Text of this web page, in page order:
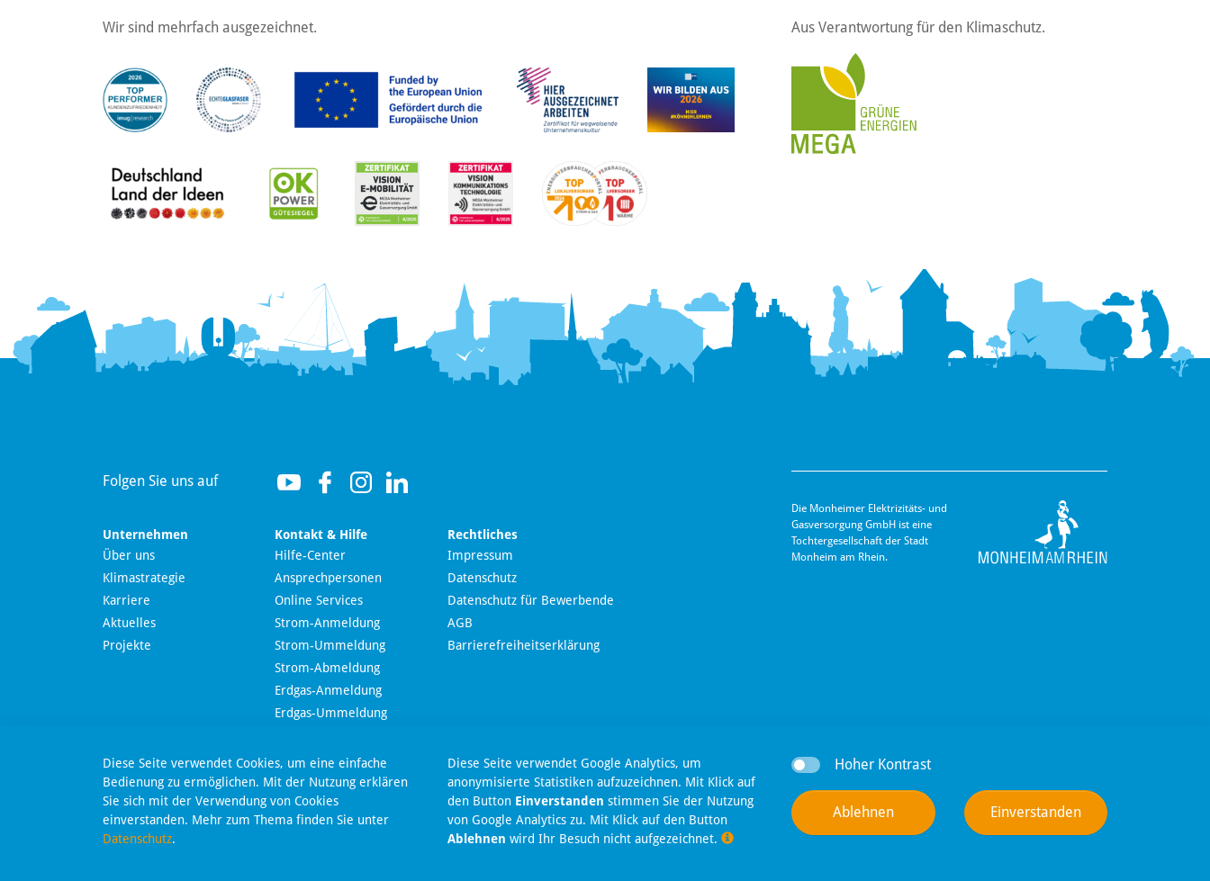
Wir sind mehrfach ausgezeichnet. Aus Verantwortung für den Klimaschutz.
Folgen Sie uns auf
Unternehmen
Über uns
Klimastrategie
Karriere
Aktuelles
Projekte
Kontakt & Hilfe
Hilfe-Center
Ansprechpersonen
Online Services
Strom-Anmeldung
Strom-Ummeldung
Strom-Abmeldung
Erdgas-Anmeldung
Erdgas-Ummeldung
Online-Kündigung
Online-Widerruf
SEPA-Lastschriftmandat
Rechtliches
Impressum
Datenschutz
Datenschutz für Bewerbende
AGB
Barrierefreiheitserklärung
Die Monheimer Elektrizitäts- und
Gas­versorgung GmbH ist eine
Tochter­gesellschaft der Stadt
Monheim am Rhein.
Diese Seite verwendet Cookies, um eine einfache
Bedienung zu ermöglichen. Mit der Nutzung erklären
Sie sich mit der Verwendung von Cookies
einverstanden. Mehr zum Thema finden Sie unter
Datenschutz.
Diese Seite verwendet Google Analytics, um
anonymisierte Statistiken aufzuzeichnen. Mit Klick auf
den Button Einverstanden stimmen Sie der Nutzung
von Google Analytics zu. Mit Klick auf den Button
Ablehnen wird Ihr Besuch nicht aufgezeichnet.
Hoher Kontrast
Ablehnen Einverstanden
Wir nutzen Langdock zur Bereitstellung eines KI-
Chatbots. Mit dem Laden des Chatbots erklären Sie
sich mit derDatenschutzerklärung von Langdock
einverstanden.
Nachricht senden
Dieser Chatbot basiert auf Künstlicher Intelligenz (KI). KI-
generierte Antworten können Fehler enthalten. Weitere
Informationen zur Nutzung finden Sie unter